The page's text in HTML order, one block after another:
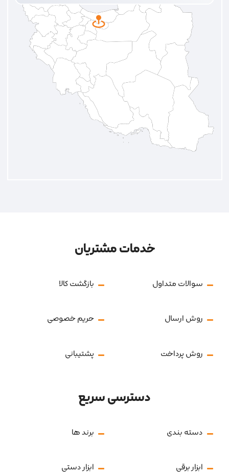
خدمات مشتریان
سوالات متداول بازگشت کالا
روش ارسال حریم خصوصی
روش پرداخت پشتیبانی
دسترسی سریع
دسته بندی برند ها
ابزار برقی ابزار دستی